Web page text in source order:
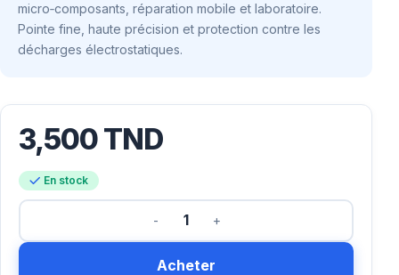
micro‑composants, réparation mobile et laboratoire.
Pointe fine, haute précision et protection contre les
décharges électrostatiques.
3,500TND
En stock
Acheter